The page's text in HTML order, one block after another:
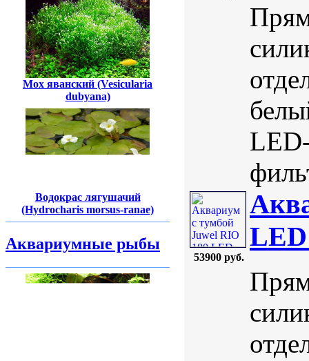
Мох яванский (Vesicularia
dubyana)
Водокрас лягушачий
(Hydrocharis morsus-ranae)
Аквариумные рыбы
53900 руб.